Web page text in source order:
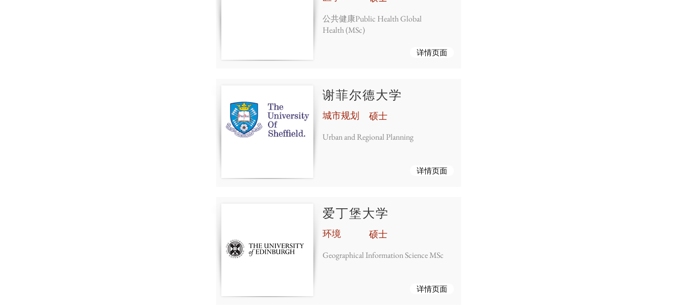
公共健康Public Health Global
Health (MSc)
详情页面
谢菲尔德大学
城市规划 硕士
Urban and Regional Planning
详情页面
爱丁堡大学
环境 硕士
Geographical Information Science MSc
详情页面